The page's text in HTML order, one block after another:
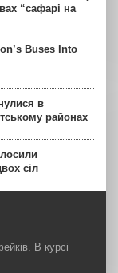
“сафарі на
Buses Into
в
районах
сіл
В курсі